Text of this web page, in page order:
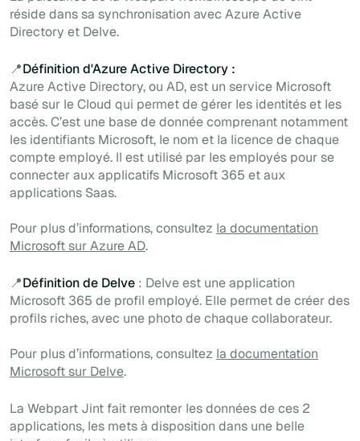
réside dans sa synchronisation avec Azure Active
Directory et Delve.
📍Définition d'Azure Active Directory :
Azure Active Directory, ou AD, est un service Microsoft
basé sur le Cloud qui permet de gérer les identités et les
accès. C’est une base de donnée comprenant notamment
les identifiants Microsoft, le nom et la licence de chaque
compte employé. Il est utilisé par les employés pour se
connecter aux applicatifs Microsoft 365 et aux
applications Saas.
Pour plus d’informations, consultez la documentation
Microsoft sur Azure AD.
📍Définition de Delve : ‍Delve est une application
Microsoft 365 de profil employé. Elle permet de créer des
profils riches, avec une photo de chaque collaborateur.
Pour plus d’informations, consultez la documentation
Microsoft sur Delve.
La Webpart Jint fait remonter les données de ces 2
applications, les mets à disposition dans une belle